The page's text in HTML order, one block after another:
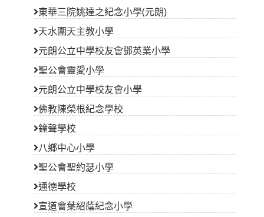
東華三院姚達之紀念小學(元朗)
天水圍天主教小學
元朗公立中學校友會鄧英業小學
聖公會靈愛小學
元朗公立中學校友會小學
佛教陳榮根紀念學校
鐘聲學校
八鄉中心小學
聖公會聖約瑟小學
通德學校
宣道會葉紹蔭紀念小學